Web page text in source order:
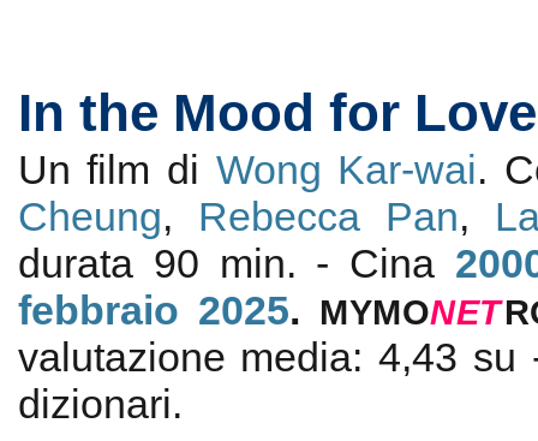
In the Mood for Love
Un film di Wong Kar-wai.
Cheung, Rebecca Pan,
durata 90 min. - Cina
febbraio 2025. MYMONET
valutazione media:4,43 su
dizionari.